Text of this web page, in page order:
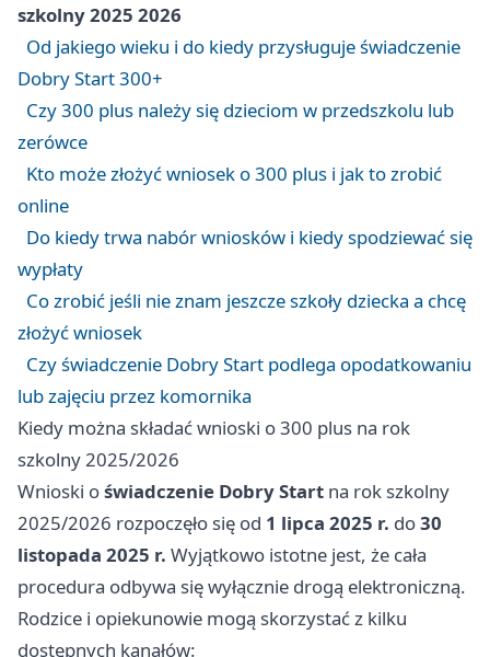
szkolny 2025 2026
Od jakiego wieku i do kiedy przysługuje świadczenie
Dobry Start 300+
Czy 300 plus należy się dzieciom w przedszkolu lub
zerówce
Kto może złożyć wniosek o 300 plus i jak to zrobić
online
Do kiedy trwa nabór wniosków i kiedy spodziewać się
wypłaty
Co zrobić jeśli nie znam jeszcze szkoły dziecka a chcę
złożyć wniosek
Czy świadczenie Dobry Start podlega opodatkowaniu
lub zajęciu przez komornika
Kiedy można składać wnioski o 300 plus na rok
szkolny 2025/2026
Wnioski oświadczenie Dobry Start na rok szkolny
2025/2026 rozpoczęło się od 1 lipca 2025 r. do30
listopada 2025 r. Wyjątkowo istotne jest, że cała
procedura odbywa się wyłącznie drogą elektroniczną.
Rodzice i opiekunowie mogą skorzystać z kilku
dostępnych kanałów: